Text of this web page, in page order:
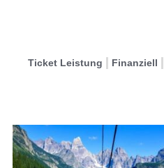
Ticket Leistung Finanziell